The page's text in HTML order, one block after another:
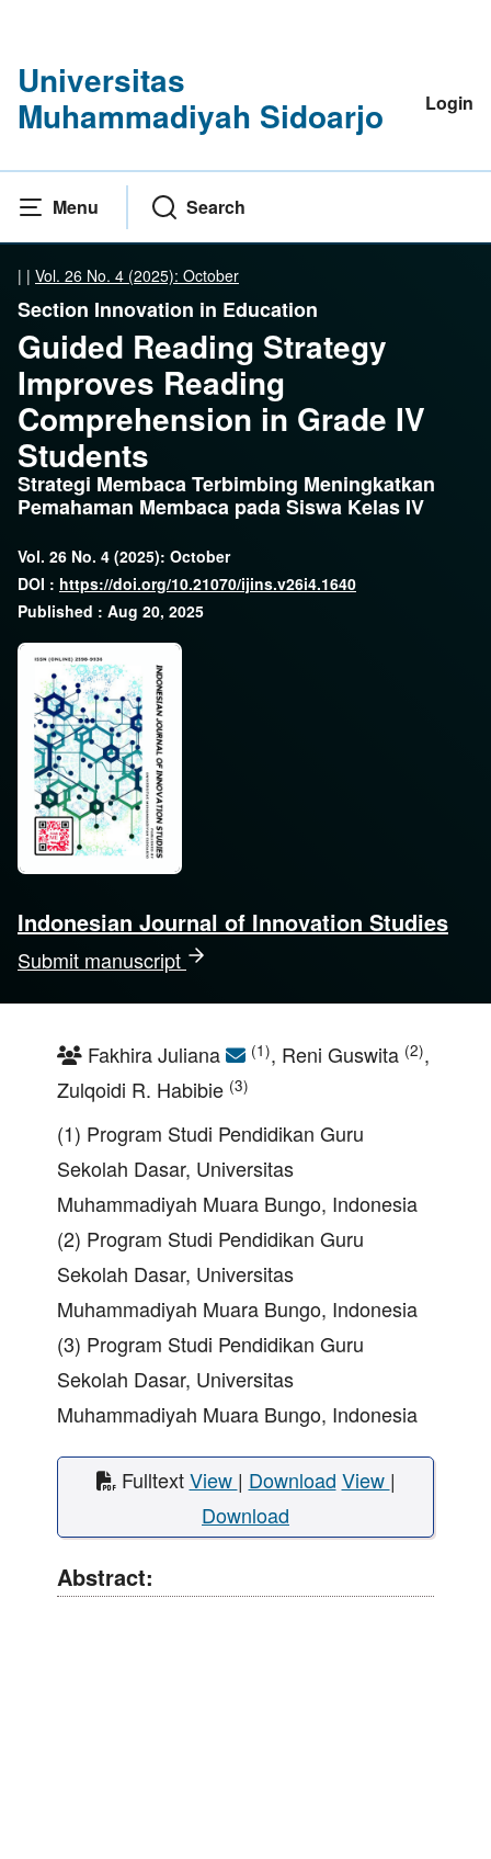
Universitas
Muhammadiyah Sidoarjo
Login
Menu Search
| | Vol. 26 No. 4 (2025): October
Indonesian Journal of Innovation Studies
Submit manuscript
Section Innovation in Education
Guided Reading Strategy
Improves Reading
Comprehension in Grade IV
Students
Strategi Membaca Terbimbing Meningkatkan
Pemahaman Membaca pada Siswa Kelas IV
Vol. 26 No. 4 (2025): October
DOI : https://doi.org/10.21070/ijins.v26i4.1640
Published : Aug 20, 2025
Fakhira Juliana (1), Reni Guswita (2),
Zulqoidi R. Habibie (3)
(1) Program Studi Pendidikan Guru
Sekolah Dasar, Universitas
Muhammadiyah Muara Bungo, Indonesia
(2) Program Studi Pendidikan Guru
Sekolah Dasar, Universitas
Muhammadiyah Muara Bungo, Indonesia
(3) Program Studi Pendidikan Guru
Sekolah Dasar, Universitas
Muhammadiyah Muara Bungo, Indonesia
FulltextView | Download View |
Download
Abstract: